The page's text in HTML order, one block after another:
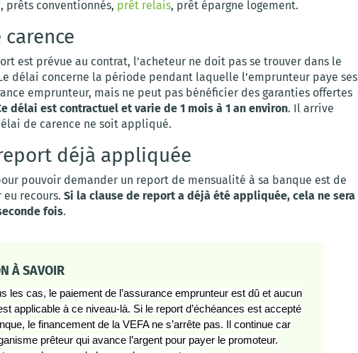
prêts conventionnés, prêt relais, prêt épargne logement.
est prévue au contrat, l’acheteur ne doit pas se trouver dans le
délai concerne la période pendant laquelle l’emprunteur paye ses
emprunteur, mais ne peut pas bénéficier des garanties offertes
délai est contractuel et varie de 1 mois à 1 an environ. Il arrive
de carence ne soit appliqué.
déjà appliquée
pouvoir demander un report de mensualité à sa banque est de
eu recours. Si la clause de report a déjà été appliquée, cela ne sera
fois.
À SAVOIR
les cas, le paiement de l’assurance emprunteur est dû et aucun
applicable à ce niveau-là. Si le report d’échéances est accepté
le financement de la VEFA ne s’arrête pas. Il continue car
prêteur qui avance l’argent pour payer le promoteur.